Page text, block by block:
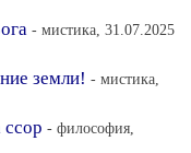
- мистика, 31.07.2025
земли! - мистика,
- философия,